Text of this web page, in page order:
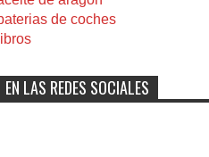
de coches
libros
EN LAS REDES SOCIALES